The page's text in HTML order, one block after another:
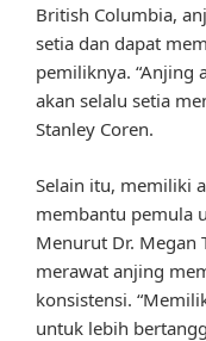
British Columbia,
setia dan dapat
pemiliknya. “Anjing
akan selalu setia
Stanley Coren.
Selain itu, memiliki
membantu pemula
Menurut Dr. Megan
merawat anjing
konsistensi.
untuk lebih